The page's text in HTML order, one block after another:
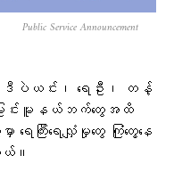
Public Service Announcement
ဒီပဲယင်း၊ ရေဦး၊ တန့်
းမူနယ်ဘက်တွေအထိ
ေကြီးရေလျှံမှုတွေ ကြုံတွေ့နေ
ယ်​။